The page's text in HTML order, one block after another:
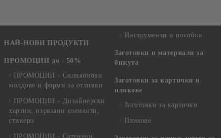
НАЙ-НОВИ ПРОДУКТИ
ПРОМОЦИИ до - 50%
ПРОМОЦИИ - Силиконови
молдове и форми за отливки
ПРОМОЦИИ - Дизайнерски
хартии, изрязани елементи,
стикери
ПРОМОЦИИ - Сатенени
Инструменти и пособия
Заготовки и материали за
бижута
Заготовки за картички и
пликове
Заготовки за картички
Пликове